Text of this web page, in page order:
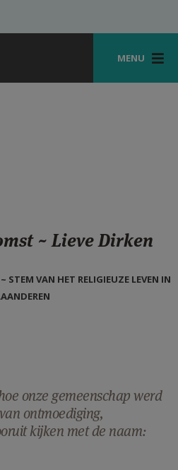
gaan
MENU
REGISTREREN
~ Lieve Dirken
STEM VAN HET RELIGIEUZE LEVEN IN
onze gemeenschap werd
ontmoediging,
kijken met de naam: